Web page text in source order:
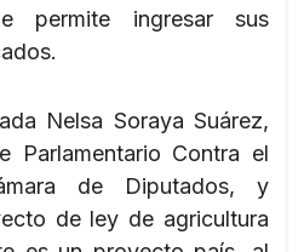
permite ingresar sus
Nelsa Soraya Suárez,
Parlamentario Contra el
de Diputados, y
de ley de agricultura